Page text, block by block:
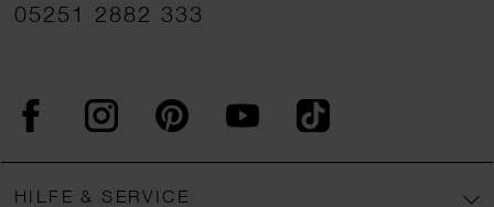
05251 2882 333
FacebookInstagram PinterestYouTubeTikTok
HILFE & SERVICE